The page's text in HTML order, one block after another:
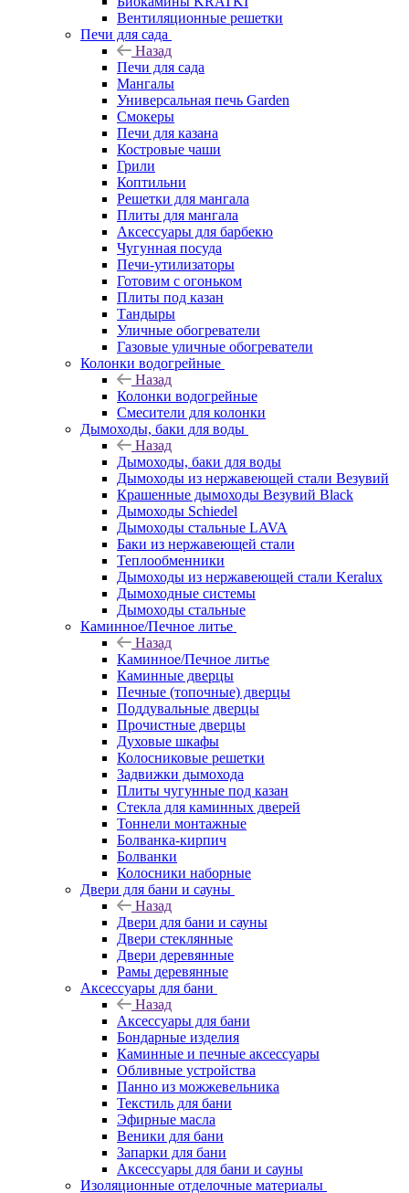
Вентиляционные решетки
Печи для сада
Назад
Печи для сада
Мангалы
Универсальная печь Garden
Смокеры
Печи для казана
Костровые чаши
Грили
Коптильни
Решетки для мангала
Плиты для мангала
Аксессуары для барбекю
Чугунная посуда
Печи-утилизаторы
Готовим с огоньком
Плиты под казан
Тандыры
Уличные обогреватели
Газовые уличные обогреватели
Колонки водогрейные
Назад
Колонки водогрейные
Смесители для колонки
Дымоходы, баки для воды
Назад
Дымоходы, баки для воды
Дымоходы из нержавеющей стали Везувий
Крашенные дымоходы Везувий Black
Дымоходы Schiedel
Дымоходы стальные LAVA
Баки из нержавеющей стали
Теплообменники
Дымоходы из нержавеющей стали Keralux
Дымоходные системы
Дымоходы стальные
Каминное/Печное литье
Назад
Каминное/Печное литье
Каминные дверцы
Печные (топочные) дверцы
Поддувальные дверцы
Прочистные дверцы
Духовые шкафы
Колосниковые решетки
Задвижки дымохода
Плиты чугунные под казан
Стекла для каминных дверей
Тоннели монтажные
Болванка-кирпич
Болванки
Колосники наборные
Двери для бани и сауны
Назад
Двери для бани и сауны
Двери стеклянные
Двери деревянные
Рамы деревянные
Аксессуары для бани
Назад
Аксессуары для бани
Бондарные изделия
Каминные и печные аксессуары
Обливные устройства
Панно из можжевельника
Текстиль для бани
Эфирные масла
Веники для бани
Запарки для бани
Аксессуары для бани и сауны
Изоляционные отделочные материалы